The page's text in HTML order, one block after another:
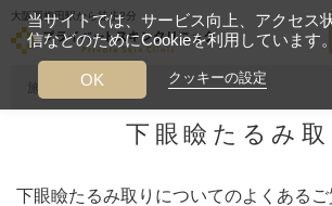
大阪西梅田駅から徒歩2分
糸リフト ヒアルロン酸
よくあるご質問 下眼瞼たるみ取り
下眼瞼たるみ取
下眼瞼たるみ取りについてのよくある
当サイトでは、サービス向上、アクセス
信などのためにCookieを利用しています。
クッキーの設定
OK